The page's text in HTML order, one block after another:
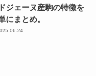
ジェーヌ産駒の特徴を
にまとめ。